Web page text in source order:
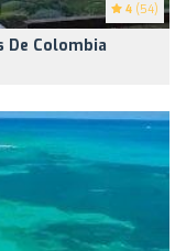
4 (54)
De Colombia